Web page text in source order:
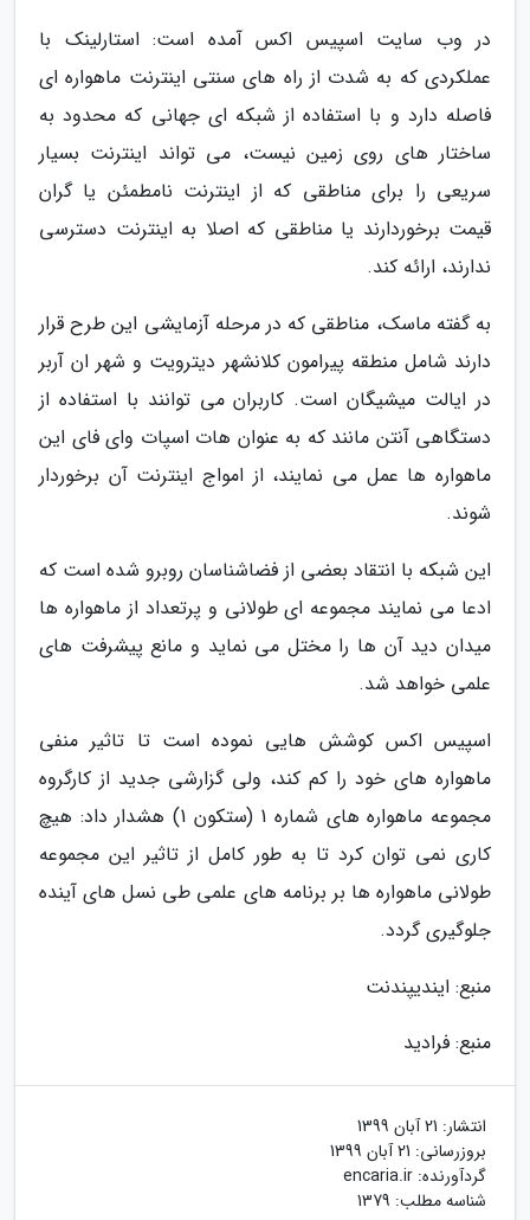
در وب سایت اسپیس اکس آمده است: استارلینک با
عملکردی که به شدت از راه های سنتی اینترنت ماهواره ای
فاصله دارد و با استفاده از شبکه ای جهانی که محدود به
ساختار های روی زمین نیست، می تواند اینترنت بسیار
سریعی را برای مناطقی که از اینترنت نامطمئن یا گران
قیمت برخوردارند یا مناطقی که اصلا به اینترنت دسترسی
ندارند، ارائه کند.
به گفته ماسک، مناطقی که در مرحله آزمایشی این طرح قرار
دارند شامل منطقه پیرامون کلانشهر دیترویت و شهر ان آربر
در ایالت میشیگان است. کاربران می توانند با استفاده از
دستگاهی آنتن مانند که به عنوان هات اسپات وای فای این
ماهواره ها عمل می نمایند، از امواج اینترنت آن برخوردار
شوند.
این شبکه با انتقاد بعضی از فضاشناسان روبرو شده است که
ادعا می نمایند مجموعه ای طولانی و پرتعداد از ماهواره ها
میدان دید آن ها را مختل می نماید و مانع پیشرفت های
علمی خواهد شد.
اسپیس اکس کوشش هایی نموده است تا تاثیر منفی
ماهواره های خود را کم کند، ولی گزارشی جدید از کارگروه
مجموعه ماهواره های شماره 1 (ستکون 1) هشدار داد: هیچ
کاری نمی توان کرد تا به طور کامل از تاثیر این مجموعه
طولانی ماهواره ها بر برنامه های علمی طی نسل های آینده
جلوگیری گردد.
منبع: ایندیپندنت
منبع: فرادید
انتشار: 21 آبان 1399
بروزرسانی: 21 آبان 1399
گردآورنده: encaria.ir
شناسه مطلب: 1379